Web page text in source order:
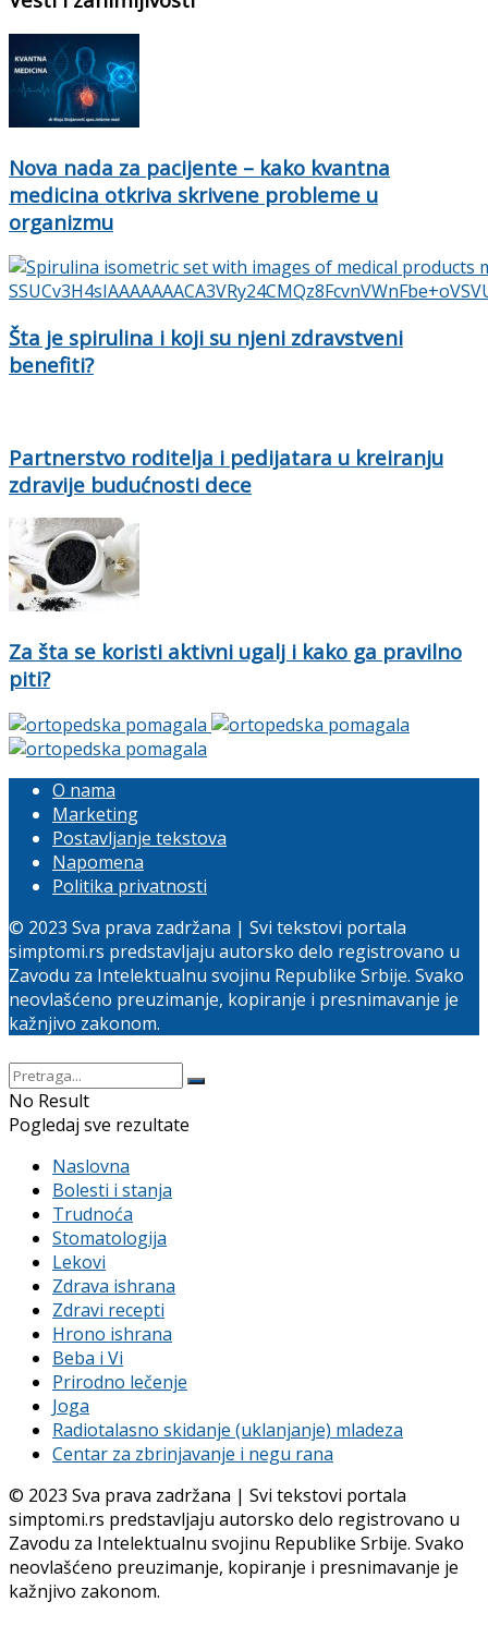
Nova nada za pacijente – kako kvantna
medicina otkriva skrivene probleme u
organizmu
Šta je spirulina i koji su njeni zdravstveni
benefiti?
Partnerstvo roditelja i pedijatara u kreiranju
zdravije budućnosti dece
Za šta se koristi aktivni ugalj i kako ga pravilno
piti?
O nama
Marketing
Postavljanje tekstova
Napomena
Politika privatnosti
© 2023 Sva prava zadržana | Svi tekstovi portala
simptomi.rs predstavljaju autorsko delo registrovano u
Zavodu za Intelektualnu svojinu Republike Srbije. Svako
neovlašćeno preuzimanje, kopiranje i presnimavanje je
kažnjivo zakonom.
No Result
Pogledaj sve rezultate
Naslovna
Bolesti i stanja
Trudnoća
Stomatologija
Lekovi
Zdrava ishrana
Zdravi recepti
Hrono ishrana
Beba i Vi
Prirodno lečenje
Joga
Radiotalasno skidanje (uklanjanje) mladeza
Centar za zbrinjavanje i negu rana
© 2023 Sva prava zadržana | Svi tekstovi portala
simptomi.rs predstavljaju autorsko delo registrovano u
Zavodu za Intelektualnu svojinu Republike Srbije. Svako
neovlašćeno preuzimanje, kopiranje i presnimavanje je
kažnjivo zakonom.